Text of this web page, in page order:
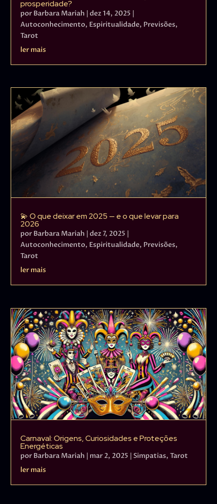
prosperidade?
por Barbara Mariah |dez 14, 2025 |
Autoconhecimento, Espiritualidade, Previsões,
Tarot
ler mais
💫 O que deixar em 2025 — e o que levar para
2026
por Barbara Mariah |dez 7, 2025
Autoconhecimento, Espiritualidade, Previsões,
Tarot
ler mais
Carnaval: Origens, Curiosidades e Proteções
Energéticas
por Barbara Mariah | mar 2, 2025 | Simpatias,Tarot
ler mais